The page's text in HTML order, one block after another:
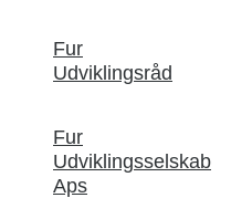
Fur
Udviklingsråd
Fur
Udviklingsselskab
Aps